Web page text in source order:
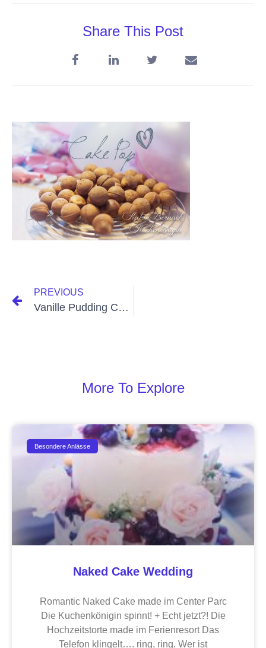
Share This Post
PREVIOUS
Vanille Pudding Cake Pops
More To Explore
Besondere Anlässe
Naked Cake Wedding
Romantic Naked Cake made im Center Parc
Die Kuchenkönigin spinnt! + Echt jetzt?! Die
Hochzeitstorte made im Ferienresort Das
Telefon klingelt…. ring, ring. Wer ist